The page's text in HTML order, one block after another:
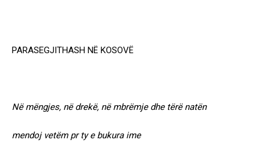
PARASEGJITHASH NË KOSOVË
Në mëngjes, në drekë, në mbrëmje dhe tërë natën
mendoj vetëm pr ty e bukura ime